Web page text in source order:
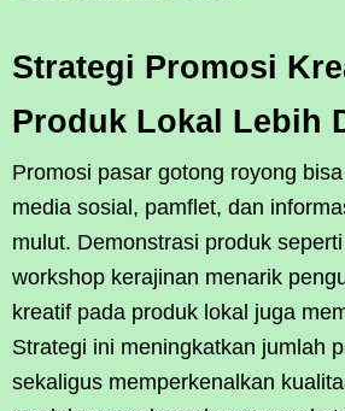
Strategi Promosi
Produk Lokal Lebih
Promosi pasar gotong royong
media sosial, pamflet, dan
mulut. Demonstrasi produk
workshop kerajinan menarik
kreatif pada produk lokal juga
Strategi ini meningkatkan jumlah
sekaligus memperkenalkan